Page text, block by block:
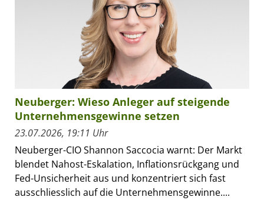
Neuberger: Wieso Anleger auf steigende
Unternehmensgewinne setzen
23.07.2026, 19:11 Uhr
Neuberger-CIO Shannon Saccocia warnt: Der Markt
blendet Nahost-Eskalation, Inflationsrückgang und
Fed-Unsicherheit aus und konzentriert sich fast
ausschliesslich auf die Unternehmensgewinne....